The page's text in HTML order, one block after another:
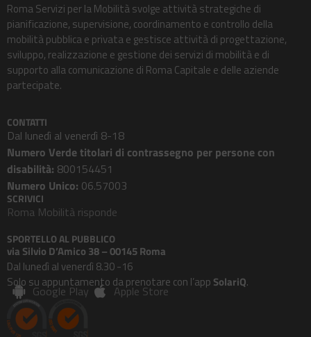
Roma Servizi per la Mobilità svolge attività strategiche di
pianificazione, supervisione, coordinamento e controllo della
mobilità pubblica e privata e gestisce attività di progettazione,
sviluppo, realizzazione e gestione dei servizi di mobilità e di
supporto alla comunicazione di Roma Capitale e delle aziende
partecipate.
CONTATTI
Dal lunedì al venerdì 8-18
Numero Verde titolari di contrassegno per persone con
disabilità: 800154451
Numero Unico: 06.57003
SCRIVICI
Roma Mobilità risponde
SPORTELLO AL PUBBLICO
via Silvio D’Amico 38 – 00145 Roma
Dal lunedì al venerdì 8.30 -16
Solo su appuntamento da prenotare con l’app SolariQ.
Google Play Apple Store